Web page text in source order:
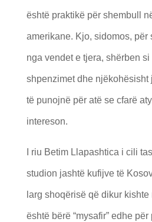
është praktikë për shembull
amerikane. Kjo, sidomos, për
nga vendet e tjera, shërben
shpenzimet dhe njëkohësisht
të punojnë për atë se cfarë
intereson.
I riu Betim Llapashtica i cili
studion jashtë kufijve të
larg shoqërisë që dikur
është bërë “mysafir” edhe